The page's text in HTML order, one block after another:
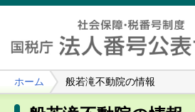
ホーム 般若滝不動院の情報